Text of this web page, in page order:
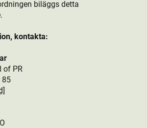
biläggs detta
kontakta:
of PR
85